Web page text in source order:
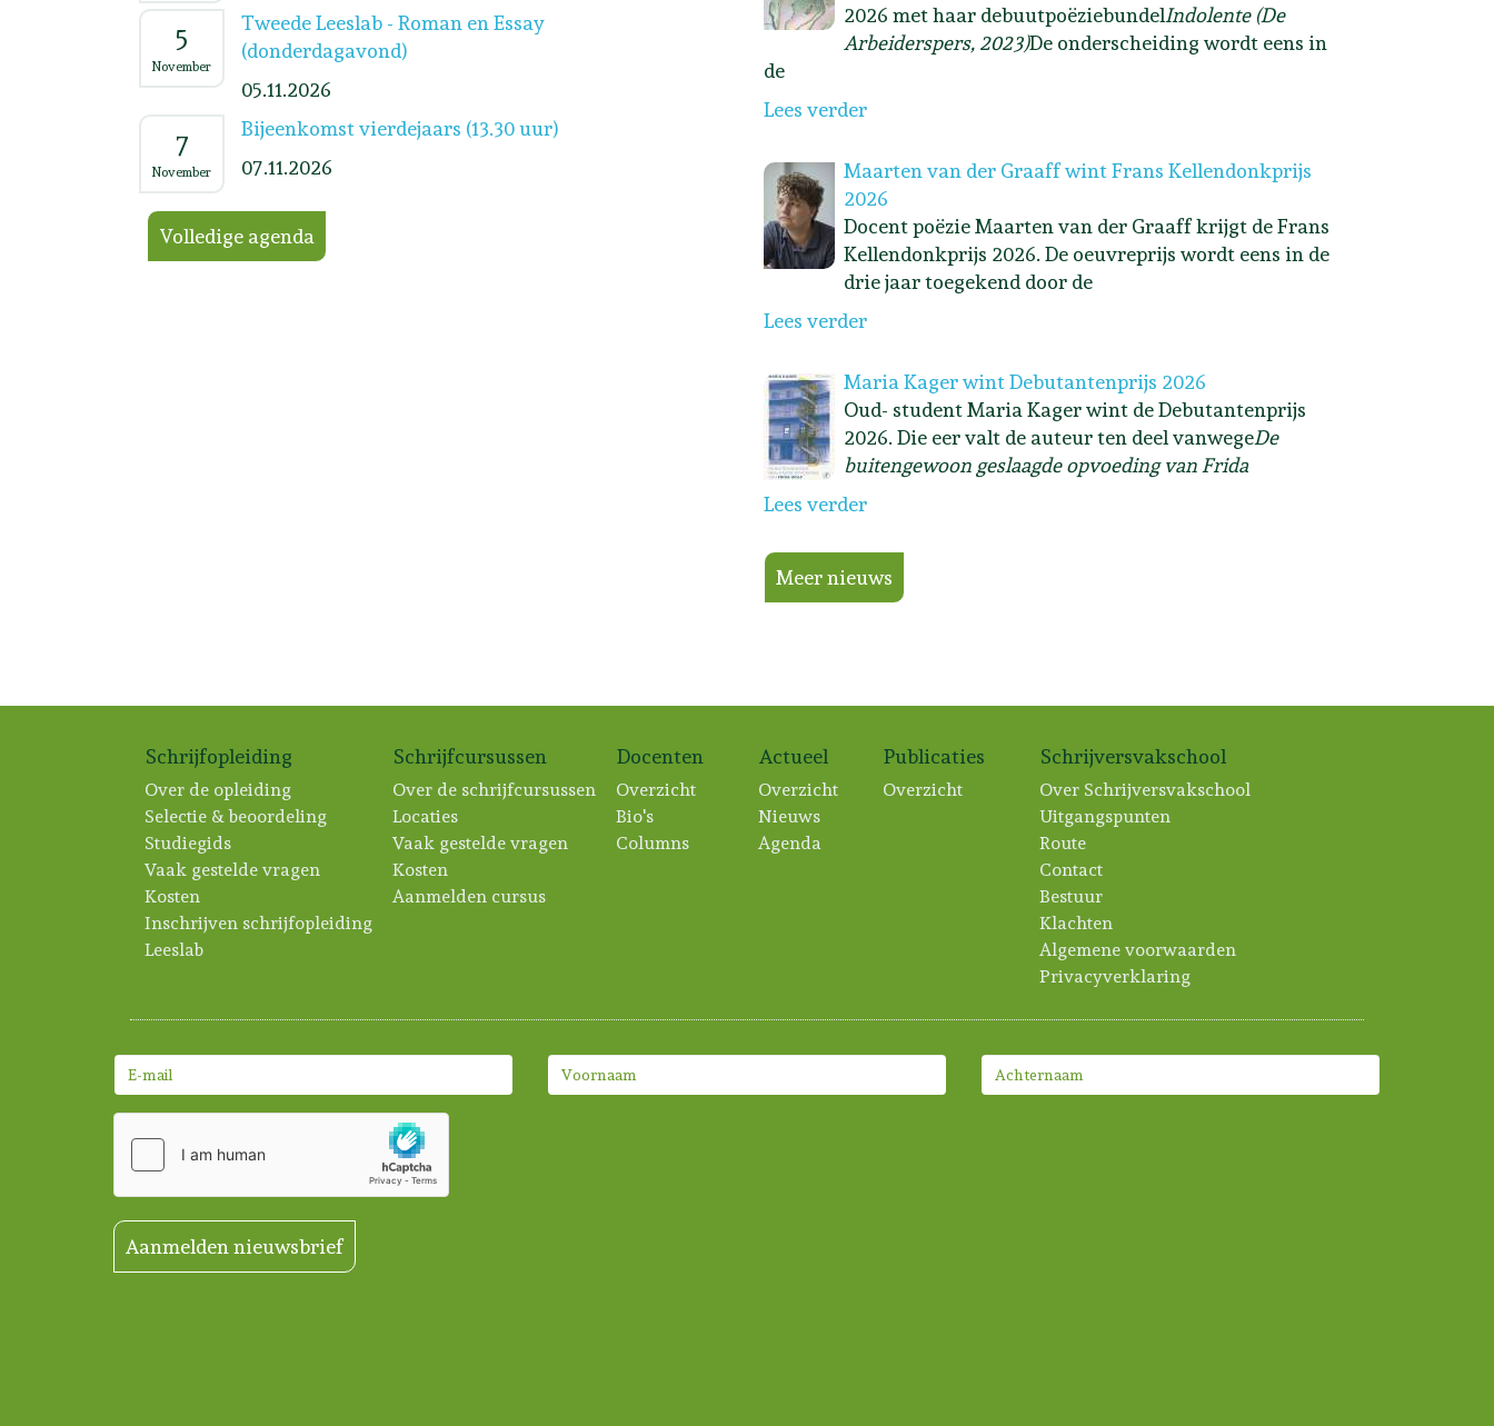
5
November
Tweede Leeslab - Roman en Essay
(donderdagavond)
05.11.2026
7
November
Bijeenkomst vierdejaars (13.30 uur)
07.11.2026
Volledige agenda
2026 met haar debuutpoëziebundelIndolente (De
Arbeiderspers, 2023)De onderscheiding wordt eens in
de
Lees verder
Maarten van der Graaff wint Frans Kellendonkprijs
2026
Docent poëzie Maarten van der Graaff krijgt de Frans
Kellendonkprijs 2026. De oeuvreprijs wordt eens in de
drie jaar toegekend door de
Lees verder
Maria Kager wint Debutantenprijs 2026
Oud- student Maria Kager wint de Debutantenprijs
2026. Die eer valt de auteur ten deel vanwegeDe
buitengewoon geslaagde opvoeding van Frida
Lees verder
Meer nieuws
Schrijfopleiding
Over de opleiding
Selectie & beoordeling
Studiegids
Vaak gestelde vragen
Kosten
Inschrijven schrijfopleiding
Leeslab
Schrijfcursussen
Over de schrijfcursussen
Locaties
Vaak gestelde vragen
Kosten
Aanmelden cursus
Docenten
Overzicht
Bio's
Columns
Actueel
Overzicht
Nieuws
Agenda
Publicaties
Overzicht
Schrijversvakschool
Over Schrijversvakschool
Uitgangspunten
Route
Contact
Bestuur
Klachten
Algemene voorwaarden
Privacyverklaring
Aanmelden nieuwsbrief